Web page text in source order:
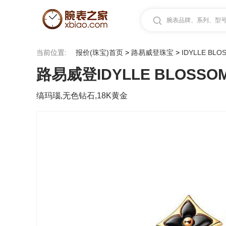
腕表品牌、系列、型
当前位置: 报价(珠宝)首页 > 路易威登珠宝 > IDYLLE
路易威登IDYLLE
缟玛瑙,无色钻石,18K黄金